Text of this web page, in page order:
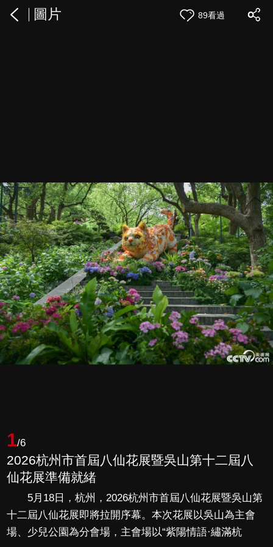
圖片 89看過
1/6
2026杭州市首屆八仙花展暨吳山第十二屆八
仙花展準備就緒
5月18日，杭州，2026杭州市首屆八仙花展暨吳山第
十二屆八仙花展即將拉開序幕。本次花展以吳山為主會
場、少兒公園為分會場，主會場以“紫陽情語·繡滿杭